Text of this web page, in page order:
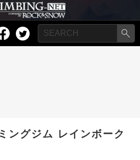
ングジム レインボーク